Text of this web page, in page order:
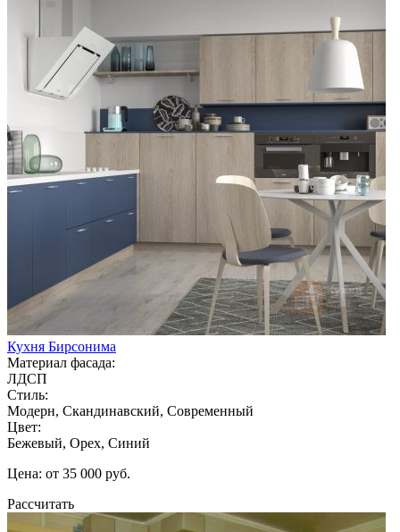
Кухня Бирсонима
Материал фасада:
ЛДСП
Стиль:
Модерн, Скандинавский, Современный
Цвет:
Бежевый, Орех, Синий
Цена: от 35 000 руб.
Рассчитать